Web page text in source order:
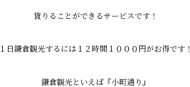
貸りることができるサービスです！
１日鎌倉観光するには１２時間１０００円がお得です！
鎌倉観光といえば『小町通り』